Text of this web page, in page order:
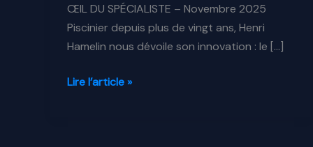
ŒIL DU SPÉCIALISTE – Novembre 2025
Piscinier depuis plus de vingt ans, Henri
Hamelin nous dévoile son innovation : le […]
CleanInject
Lire l’article »